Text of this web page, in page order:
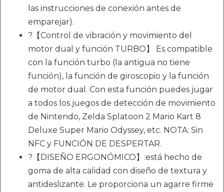
las instrucciones de conexión antes de
emparejar).
?【Control de vibración y movimiento del
motor dual y función TURBO】 Es compatible
con la función turbo (la antigua no tiene
función), la función de giroscopio y la función
de motor dual. Con esta función puedes jugar
a todos los juegos de detección de movimiento
de Nintendo, Zelda Splatoon 2 Mario Kart 8
Deluxe Super Mario Odyssey, etc. NOTA: Sin
NFC y FUNCIÓN DE DESPERTAR.
?【DISEÑO ERGONÓMICO】:está hecho de
goma de alta calidad con diseño de textura y
antideslizante. Le proporciona un agarre firme